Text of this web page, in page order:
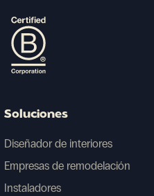
Soluciones
Diseñador de interiores
Empresas de remodelación
Instaladores